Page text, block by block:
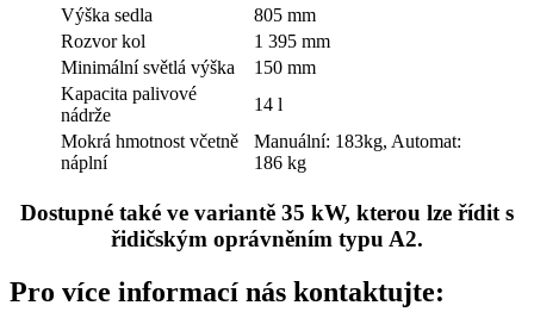
Výška sedla
805 mm
Rozvor kol
1 395 mm
Minimální světlá výška
150 mm
Kapacita palivové
nádrže
14 l
Mokrá hmotnost včetně
náplní
Manuální: 183kg, Automat:
186 kg
Dostupné také ve variantě 35 kW, kterou lze řídit s
řidičským oprávněním typu A2.
Pro více informací nás kontaktujte: